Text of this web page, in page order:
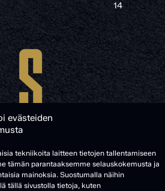
evästeiden
tekniikoita laitteen tietojen tallentamiseen
tämän parantaaksemme selauskokemusta ja
mainoksia. Suostumalla näihin
tällä sivustolla tietoja, kuten
14
SAVORAK 2025